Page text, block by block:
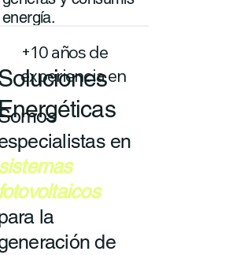
energía.
+10 años de
experiencia en
en
fotovoltaicos
la
de